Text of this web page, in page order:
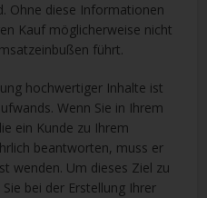
Ohne diese Informationen
Kauf möglicherweise nicht
führt.
hochwertiger Inhalte ist
Wenn Sie in Ihrem
ein Kunde zu Ihrem
beantworten, muss er
wenden. Um dieses Ziel zu
bei der Erstellung Ihrer